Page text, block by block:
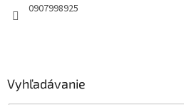
0907998925
Vyhľadávanie